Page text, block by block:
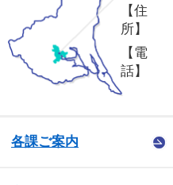
【住
所】
【電
話】
各課ご案内